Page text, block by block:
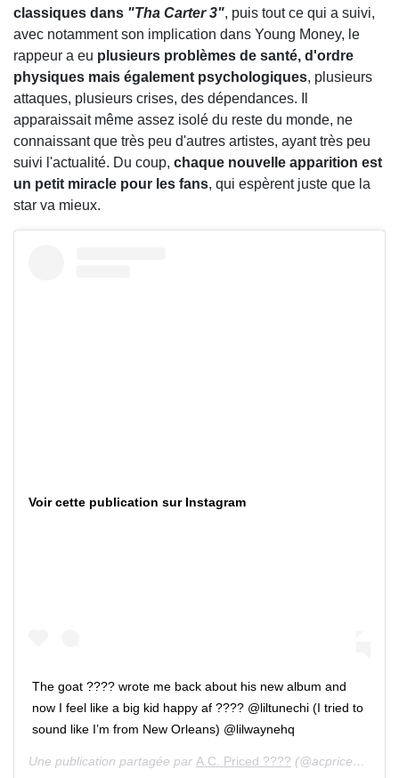
classiques dans "Tha Carter 3", puis tout ce qui a suivi,
avec notamment son implication dans Young Money, le
rappeur a eu plusieurs problèmes de santé, d'ordre
physiques mais également psychologiques, plusieurs
attaques, plusieurs crises, des dépendances. Il
apparaissait même assez isolé du reste du monde, ne
connaissant que très peu d'autres artistes, ayant très peu
suivi l'actualité. Du coup, chaque nouvelle apparition est
un petit miracle pour les fans, qui espèrent juste que la
star va mieux.
Voir cette publication sur Instagram
The goat ???? wrote me back about his new album and
now I feel like a big kid happy af ???? @liltunechi (I tried to
sound like I’m from New Orleans) @lilwaynehq
Une publication partagée par A.C. Priced ???? (@acpriced) le 8 Déc. 2019 à 5 :10 PST